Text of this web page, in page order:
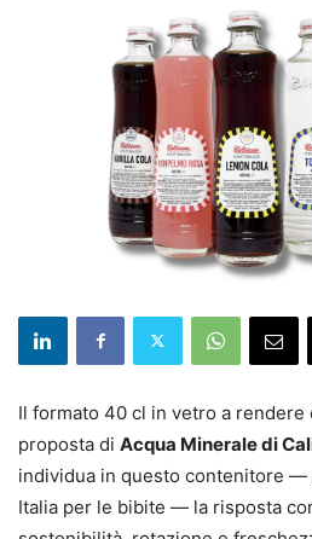
Il formato 40 cl in vetro a rendere
proposta di Acqua Minerale di
individua in questo contenitore —
Italia per le bibite — la risposta